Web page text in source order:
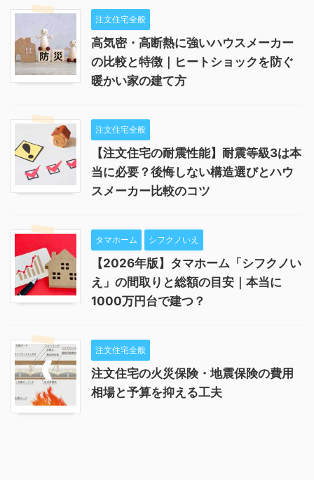
注文住宅全般
高気密・高断熱に強いハウスメーカー
の比較と特徴｜ヒートショックを防ぐ
暖かい家の建て方
注文住宅全般
【注文住宅の耐震性能】耐震等級3は本
当に必要？後悔しない構造選びとハウ
スメーカー比較のコツ
タマホーム シフクノいえ
【2026年版】タマホーム「シフクノい
え」の間取りと総額の目安｜本当に
1000万円台で建つ？
注文住宅全般
注文住宅の火災保険・地震保険の費用
相場と予算を抑える工夫